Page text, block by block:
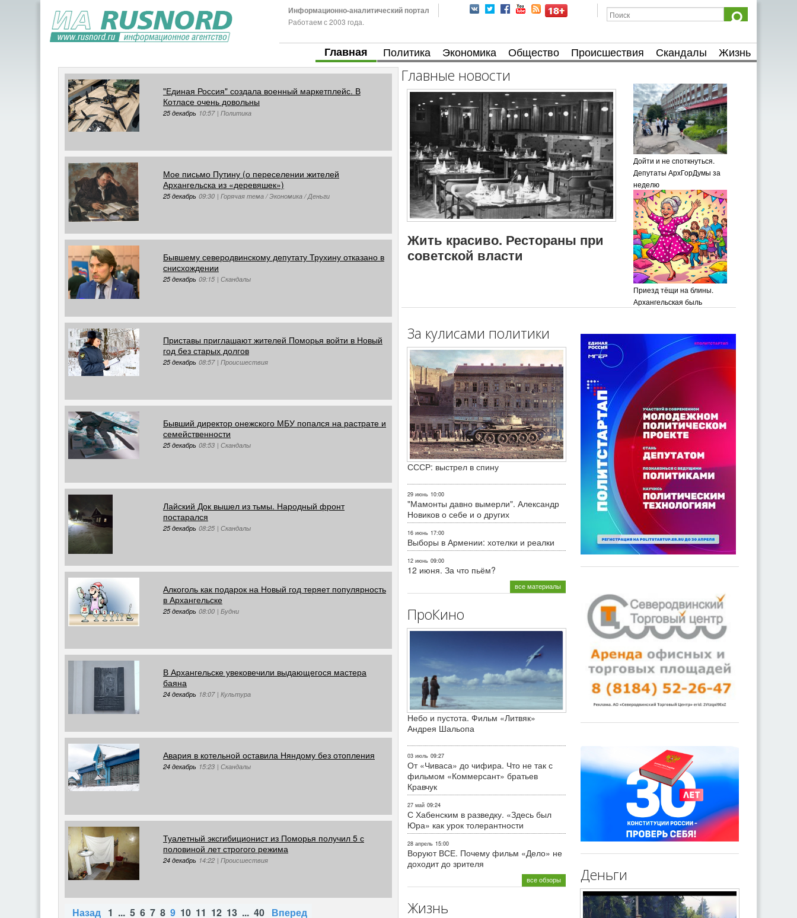
Информационно-аналитический портал
Работаем с 2003 года.
Главная Политика Экономика Общество Происшествия Скандалы Жизнь
"Единая Россия" создала военный маркетплейс. В
Котласе очень довольны
25 декабрь 10:57 | Политика
Мое письмо Путину (о переселении жителей
Архангельска из «деревяшек»)
25 декабрь 09:30 | Горячая тема / Экономика / Деньги
Бывшему северодвинскому депутату Трухину отказано в
снисхождении
25 декабрь 09:15 | Скандалы
Приставы приглашают жителей Поморья войти в Новый
год без старых долгов
25 декабрь 08:57 | Происшествия
Бывший директор онежского МБУ попался на растрате и
семейственности
25 декабрь 08:53 | Скандалы
Лайский Док вышел из тьмы. Народный фронт
постарался
25 декабрь 08:25 | Скандалы
Алкоголь как подарок на Новый год теряет популярность
в Архангельске
25 декабрь 08:00 | Будни
В Архангельске увековечили выдающегося мастера
баяна
24 декабрь 18:07 | Культура
Авария в котельной оставила Няндому без отопления
24 декабрь 15:23 | Скандалы
Туалетный эксгибиционист из Поморья получил 5 с
половиной лет строгого режима
24 декабрь 14:22 | Происшествия
Назад 1 ... 5 6 7 8 9 10 11 12 13 ... 40 Вперед
Главные новости
Жить красиво. Рестораны при
советской власти
Дойти и не споткнуться.
Депутаты АрхГорДумы за
неделю
Приезд тёщи на блины.
Архангельская быль
За кулисами политики
СССР: выстрел в спину
29 июнь 10:00
"Мамонты давно вымерли". Александр
Новиков о себе и о других
16 июнь 17:00
Выборы в Армении: хотелки и реалки
12 июнь 09:00
12 июня. За что пьём?
все материалы
ПроКино
Небо и пустота. Фильм «Литвяк»
Андрея Шальопа
03 июль 09:27
От «Чиваса» до чифира. Что не так с
фильмом «Коммерсант» братьев
Кравчук
27 май 09:24
С Хабенским в разведку. «Здесь был
Юра» как урок толерантности
28 апрель 15:00
Воруют ВСЕ. Почему фильм «Дело» не
доходит до зрителя
все обзоры
Жизнь
Деньги